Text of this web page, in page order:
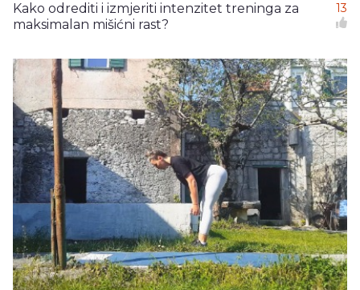
Kako odrediti i izmjeriti intenzitet treninga za
maksimalan mišićni rast?
13